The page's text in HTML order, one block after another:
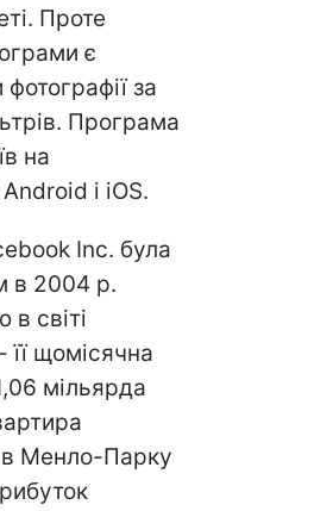
Проте
є
за
Програма
на
і iOS.
Inc. була
в 2004 р.
світі
щомісячна
мільярда
в Менло-Парку